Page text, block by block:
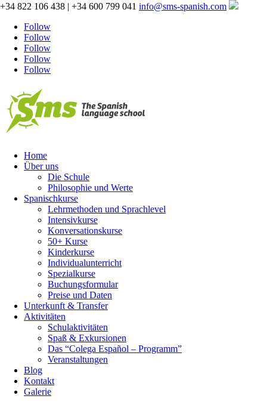
+34 822 106 438 | +34 600 799 041 info@sms-spanish.com
Follow
Follow
Follow
Follow
Follow
Home
Über uns
Die Schule
Philosophie und Werte
Spanischkurse
Lehrmethoden und Sprachlevel
Intensivkurse
Konversationskurse
50+ Kurse
Kinderkurse
Individualunterricht
Spezialkurse
Buchungsformular
Preise und Daten
Unterkunft & Transfer
Aktivitäten
Schulaktivitäten
Spaß & Exkursionen
Das “Colega Español – Programm”
Veranstaltungen
Blog
Kontakt
Galerie